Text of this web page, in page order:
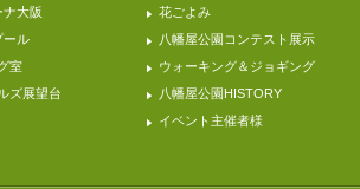
ナ大阪
ール
室
ズ展望台
花ごよみ
八幡屋公園コンテスト展示
ウォーキング＆ジョギング
八幡屋公園HISTORY
イベント主催者様